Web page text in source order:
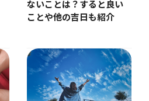
ないことは？すると良い
ことや他の吉日も紹介